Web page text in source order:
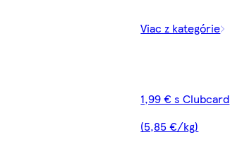
Viac z kategórie
1,99 € s Clubcard
(5,85 €/kg)